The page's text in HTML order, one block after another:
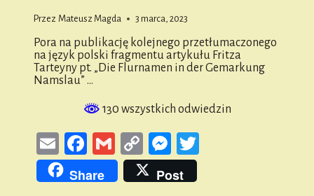
Przez Mateusz Magda 3 marca, 2023
Pora na publikację kolejnego przetłumaczonego
na język polski fragmentu artykułu Fritza
Tarteyny pt. „Die Flurnamen in der Gemarkung
Namslau” …
130 wszystkich odwiedzin
EmailFacebook
GmailCopy
Link
Messenger
Share Post